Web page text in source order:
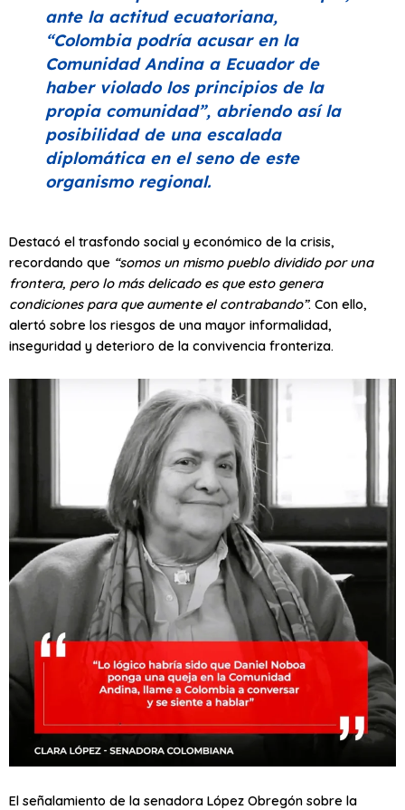
ante la actitud ecuatoriana,
“Colombia podría acusar en la
Comunidad Andina a Ecuador de
haber violado los principios de la
propia comunidad”, abriendo así la
posibilidad de una escalada
diplomática en el seno de este
organismo regional.
Destacó el trasfondo social y económico de la crisis,
recordando que “somos un mismo pueblo dividido por una
frontera, pero lo más delicado es que esto genera
condiciones para que aumente el contrabando”. Con ello,
alertó sobre los riesgos de una mayor informalidad,
inseguridad y deterioro de la convivencia fronteriza.
El señalamiento de la senadora López Obregón sobre la